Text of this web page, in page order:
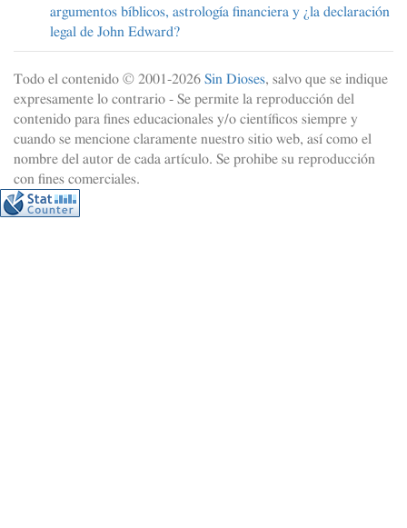
argumentos bíblicos, astrología financiera y ¿la declaración
legal de John Edward?
Todo el contenido © 2001-2026 Sin Dioses, salvo que se indique
expresamente lo contrario - Se permite la reproducción del
contenido para fines educacionales y/o científicos siempre y
cuando se mencione claramente nuestro sitio web, así como el
nombre del autor de cada artículo. Se prohibe su reproducción
con fines comerciales.